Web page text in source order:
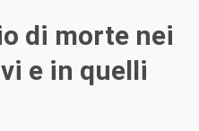
di morte nei
e in quelli